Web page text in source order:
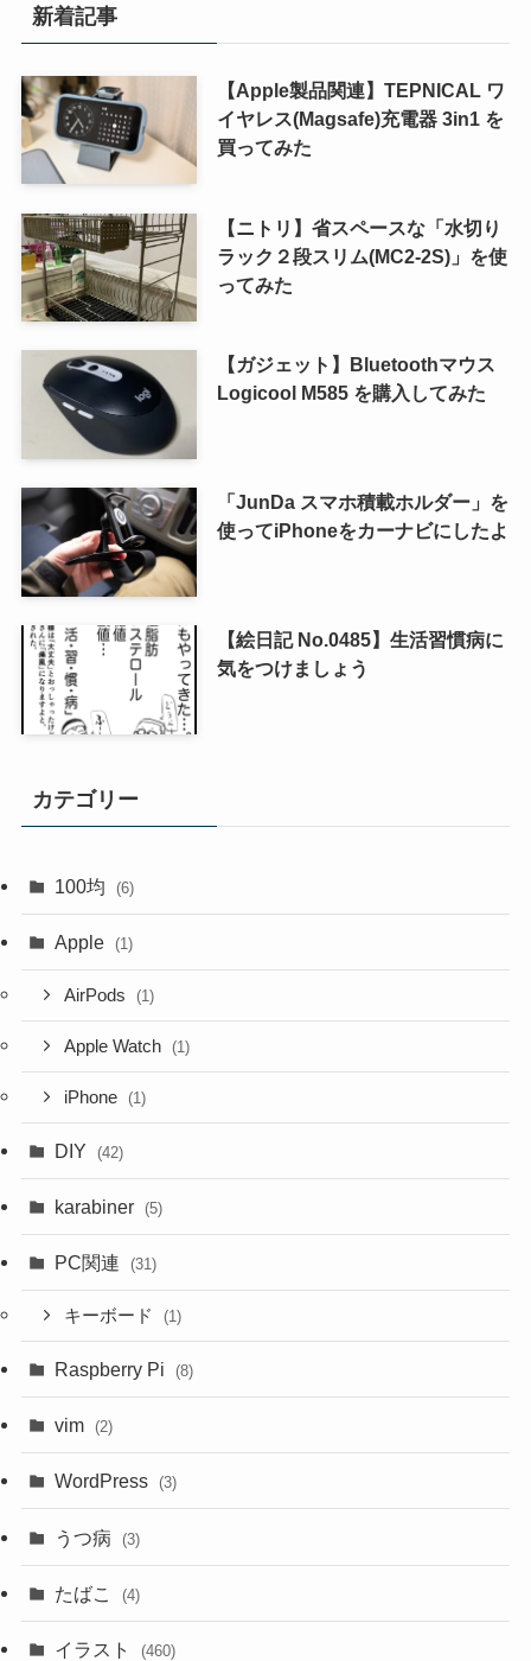
新着記事
【Apple製品関連】TEPNICAL ワ
イヤレス(Magsafe)充電器 3in1 を
買ってみた
【ニトリ】省スペースな「水切り
ラック２段スリム(MC2-2S)」を使
ってみた
【ガジェット】Bluetoothマウス
Logicool M585 を購入してみた
「JunDa スマホ積載ホルダー」を
使ってiPhoneをカーナビにしたよ
【絵日記 No.0485】生活習慣病に
気をつけましょう
カテゴリー
100均 (6)
Apple (1)
AirPods (1)
Apple Watch (1)
iPhone (1)
DIY (42)
karabiner (5)
PC関連 (31)
キーボード (1)
Raspberry Pi (8)
vim (2)
WordPress (3)
うつ病 (3)
たばこ (4)
イラスト (460)